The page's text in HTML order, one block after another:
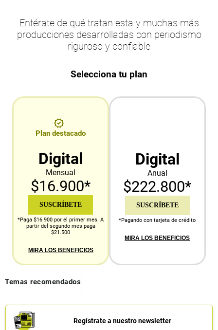
Entérate de qué tratan esta y muchas más
producciones desarrolladas con periodismo
riguroso y confiable
Selecciona tu plan
Plan destacado
Digital
Mensual
$16.900*
SUSCRÍBETE
*Paga $16.900 por el primer mes. A
partir del segundo mes paga
$21.500
MIRA LOS BENEFICIOS
Digital
Anual
$222.800*
SUSCRÍBETE
*Pagando con tarjeta de crédito
MIRA LOS BENEFICIOS
Temas recomendados
Regístrate a nuestro newsletter